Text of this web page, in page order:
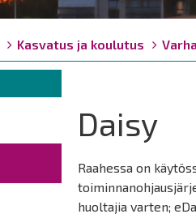
Kasvatus ja koulutus
Daisy
Raahessa on
huoltajia varten;